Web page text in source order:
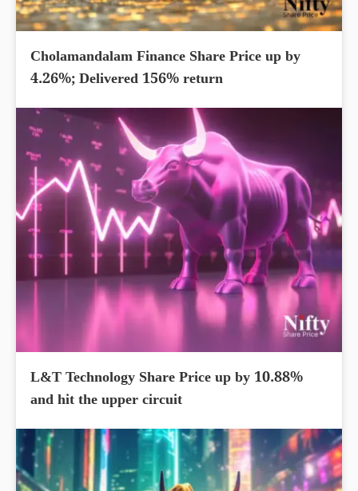
Cholamandalam Finance Share Price up by
4.26%; Delivered 156% return
L&T Technology Share Price up by 10.88%
and hit the upper circuit